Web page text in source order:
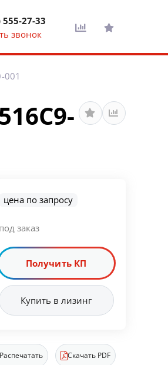
555-27-33
звонок
001
цена по запросу
под заказ
Получить КП
Купить в лизинг
Скачать PDF